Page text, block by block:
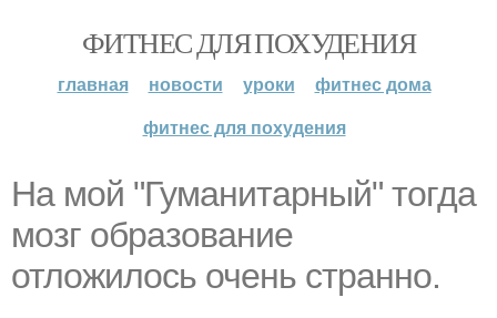
ФИТНЕС ДЛЯ ПОХУДЕНИЯ
главная новости уроки
фитнес дома
фитнес для похудения
На мой "Гуманитарный" тогда
мозг образование
отложилось очень странно.